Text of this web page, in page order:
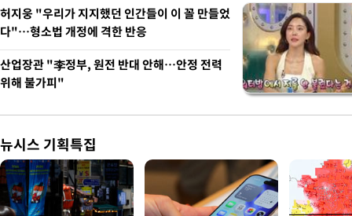
허지웅 "우리가 지지했던 인간들이 이 꼴 만들었
다"…형소법 개정에 격한 반응
산업장관 "李정부, 원전 반대 안해…안정 전력
위해 불가피"
뉴시스 기획특집